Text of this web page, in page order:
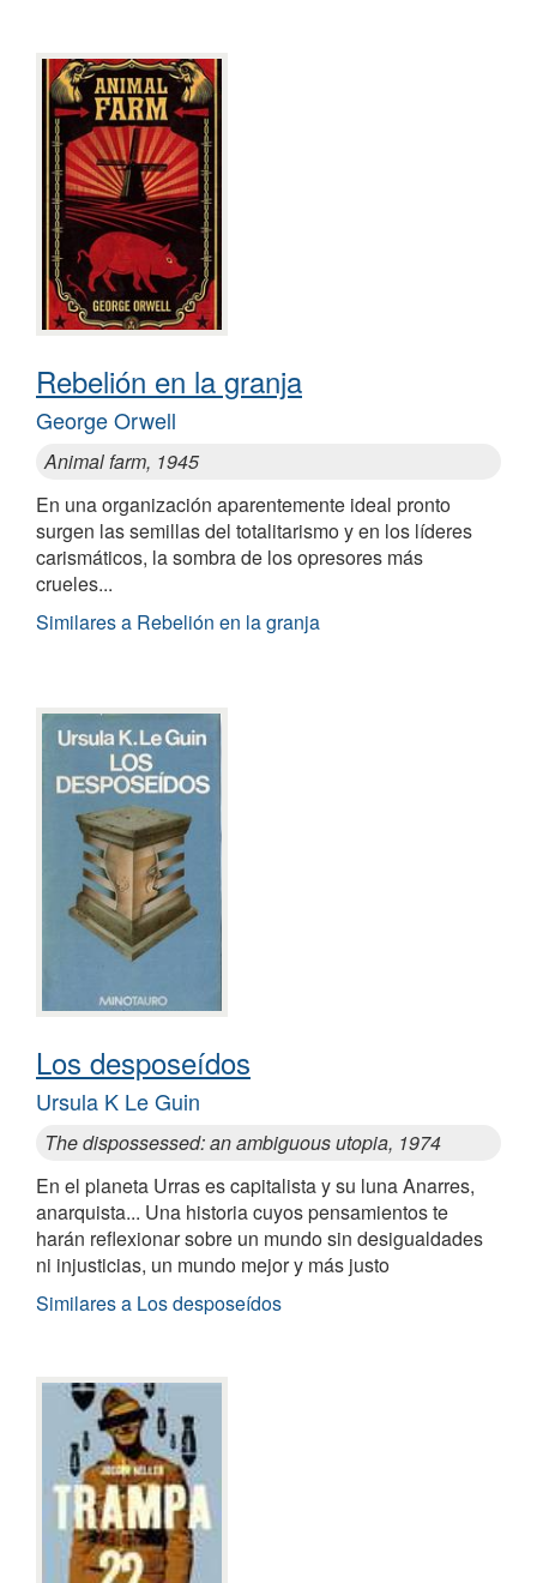
Rebelión en la granja
George Orwell
Animal farm, 1945
En una organización aparentemente ideal pronto
surgen las semillas del totalitarismo y en los líderes
carismáticos, la sombra de los opresores más
crueles...
Similares a Rebelión en la granja
Los desposeídos
Ursula K Le Guin
The dispossessed: an ambiguous utopia, 1974
En el planeta Urras es capitalista y su luna Anarres,
anarquista... Una historia cuyos pensamientos te
harán reflexionar sobre un mundo sin desigualdades
ni injusticias, un mundo mejor y más justo
Similares a Los desposeídos